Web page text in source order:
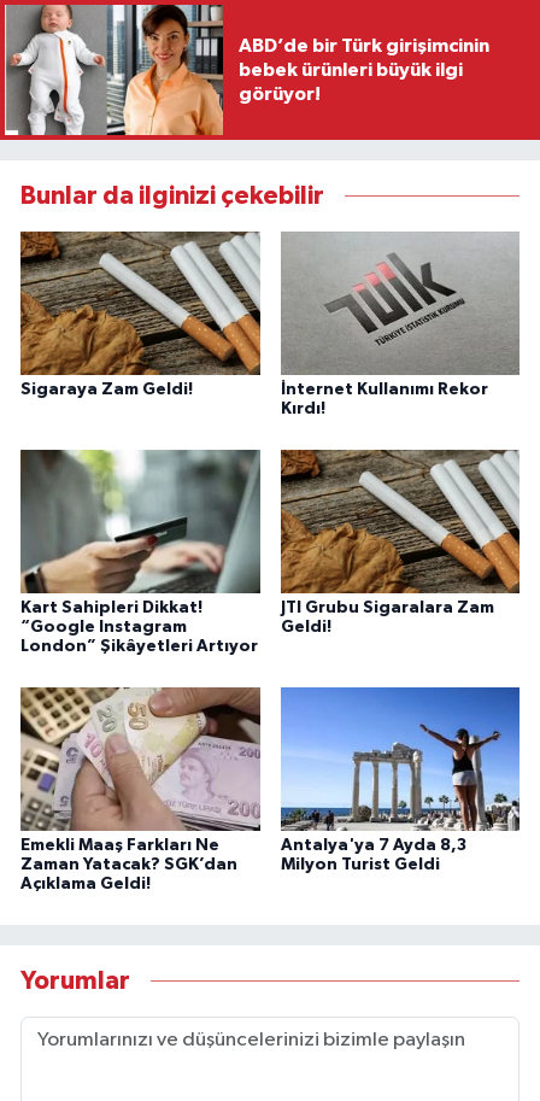
ABD’de bir Türk girişimcinin
bebek ürünleri büyük ilgi
görüyor!
Bunlar da ilginizi çekebilir
Sigaraya Zam Geldi!
İnternet Kullanımı Rekor
Kırdı!
Kart Sahipleri Dikkat!
“Google Instagram
London” Şikâyetleri Artıyor
JTI Grubu Sigaralara Zam
Geldi!
Emekli Maaş Farkları Ne
Zaman Yatacak? SGK’dan
Açıklama Geldi!
Antalya'ya 7 Ayda 8,3
Milyon Turist Geldi
Yorumlar